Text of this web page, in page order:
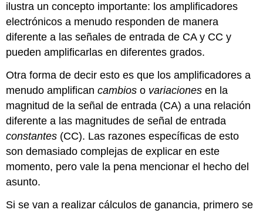
ilustra un concepto importante: los amplificadores
electrónicos a menudo responden de manera
diferente a las señales de entrada de CA y CC y
pueden amplificarlas en diferentes grados.
Otra forma de decir esto es que los amplificadores a
menudo amplificancambios o variaciones en la
magnitud de la señal de entrada (CA) a una relación
diferente a las magnitudes de señal de entrada
constantes (CC). Las razones específicas de esto
son demasiado complejas de explicar en este
momento, pero vale la pena mencionar el hecho del
asunto.
Si se van a realizar cálculos de ganancia, primero se